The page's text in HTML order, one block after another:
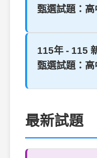
甄選試題：
115年 - 115
甄選試題：
最新試題